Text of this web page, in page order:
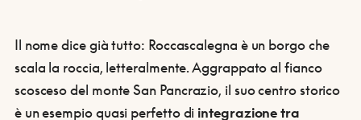
Il nome dice già tutto: Roccascalegna è un borgo che
scala la roccia, letteralmente. Aggrappato al fianco
scosceso del monte San Pancrazio, il suo centro storico
è un esempio quasi perfetto di integrazione tra